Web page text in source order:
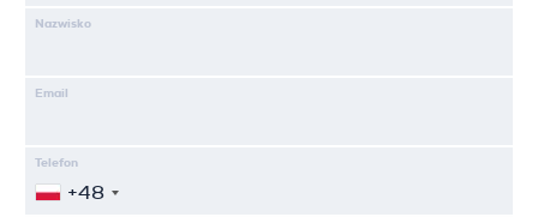
Nazwisko
Email
Telefon
+48